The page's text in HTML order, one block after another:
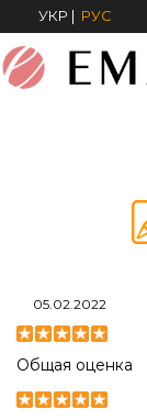
УКР | РУС
05.02.2022
Общая оценка